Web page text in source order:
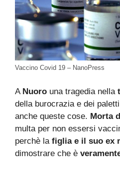
Vaccino Covid 19 – NanoPress
A Nuoro una tragedia nella
della burocrazia e dei
anche queste cose. Morta
multa per non essersi
perchè la figlia e il suo ex
dimostrare che è